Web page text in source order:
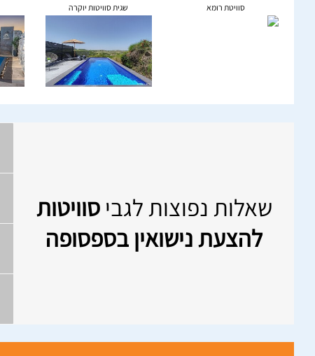
סוויטת רומא שגית סוויטות יוקרה
שאלות נפוצות לגביסוויטות
להצעת נישואין בספסופה